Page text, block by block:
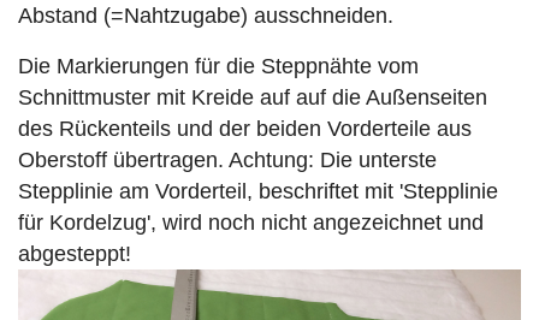
Abstand (=Nahtzugabe) ausschneiden.
Die Markierungen für die Steppnähte vom
Schnittmuster mit Kreide auf auf die Außenseiten
des Rückenteils und der beiden Vorderteile aus
Oberstoff übertragen. Achtung: Die unterste
Stepplinie am Vorderteil, beschriftet mit 'Stepplinie
für Kordelzug', wird noch nicht angezeichnet und
abgesteppt!